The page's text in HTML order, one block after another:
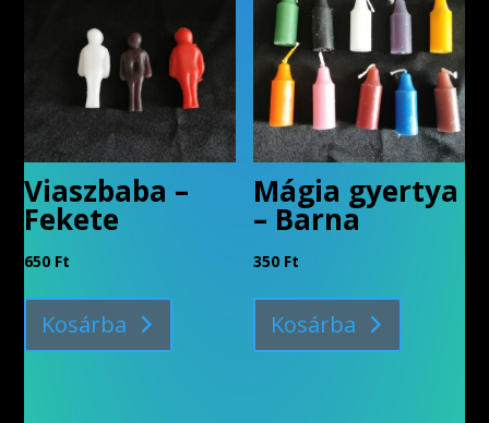
Viaszbaba –
Fekete
650 Ft
Kosárba
Mágia gyertya
– Barna
350 Ft
Kosárba